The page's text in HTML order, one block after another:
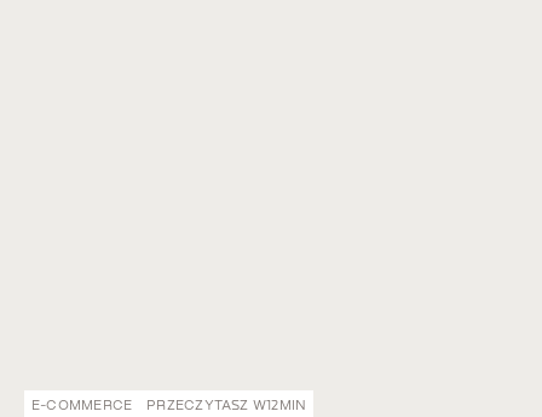
E-COMMERCE PRZECZYTASZ W12MIN